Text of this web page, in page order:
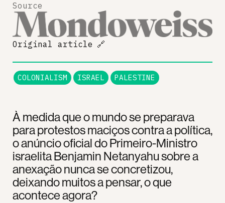
À medida que o mundo se preparava
para protestos maciços contra a política,
o anúncio oficial do Primeiro-Ministro
israelita Benjamin Netanyahu sobre a
anexação nunca se concretizou,
deixando muitos a pensar, o que
acontece agora?
Source
Original article 🔗
COLONIALISM ISRAEL PALESTINE